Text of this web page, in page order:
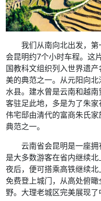
我们从南向北出发，
会昆明约7个小时车程。这
国教科文组织列入世界遗
美的典范之一。从元阳向
水县。建水曾是云南和越
客驻足此地，多是为了朱
伟宅邸由清代的富商朱氏
典范之一。
云南省会昆明是一座拥
是大多数游客在省内继续
夜后，便可搭乘高铁继续
免费登上城门，从高处俯
野。大理老城区完美展现了